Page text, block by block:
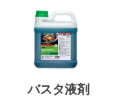
バスタ液剤